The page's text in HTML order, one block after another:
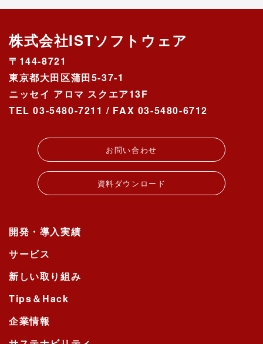
株式会社ISTソフトウェア
〒144-8721
東京都大田区蒲田5-37-1
ニッセイ アロマ スクエア13F
TEL 03-5480-7211 / FAX 03-5480-6712
お問い合わせ
資料ダウンロード
開発・導入実績
サービス
新しい取り組み
Tips＆Hack
企業情報